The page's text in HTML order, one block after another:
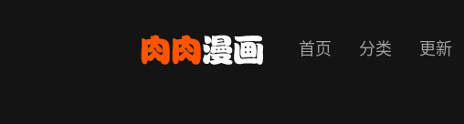
首页 分类 更新